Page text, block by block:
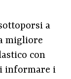
a
migliore
con
informare i